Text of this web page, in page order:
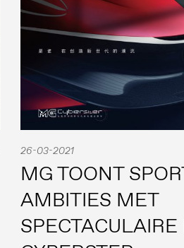
26-03-2021
MG TOONT
AMBITIES MET